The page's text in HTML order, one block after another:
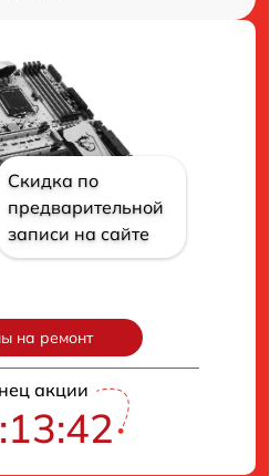
Скидка по
предварительной
записи на сайте
на ремонт
акции